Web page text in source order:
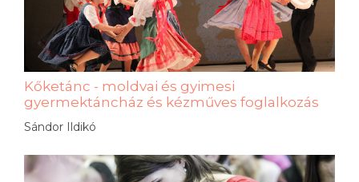
Kőketánc - moldvai és gyimesi
gyermektáncház és kézműves foglalkozás
Sándor Ildikó